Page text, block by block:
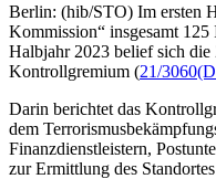
Berlin: (hib/STO) Im ersten
Kommission“ insgesamt
Halbjahr 2023 belief sich die
Kontrollgremium (21/3060
Darin berichtet das
dem
Finanzdienstleistern,
zur Ermittlung des